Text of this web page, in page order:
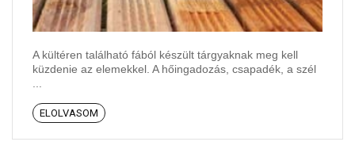
A kültéren található fából készült tárgyaknak meg kell
küzdenie az elemekkel. A hőingadozás, csapadék, a szél
ELOLVASOM